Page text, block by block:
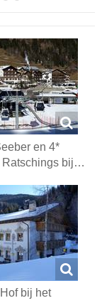
en 4*
Ratschings bij…
bij het